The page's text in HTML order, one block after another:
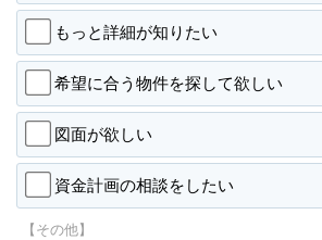
もっと詳細が知りたい
希望に合う物件を探して欲しい
図面が欲しい
資金計画の相談をしたい
【その他】